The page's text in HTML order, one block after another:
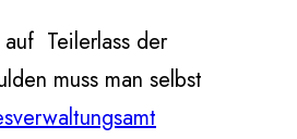
Teilerlass der
muss man selbst